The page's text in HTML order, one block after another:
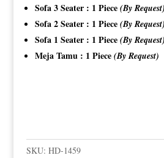
Sofa 3 Seater : 1 Piece (By Request)
Sofa 2 Seater : 1 Piece (By Request)
Sofa 1 Seater : 1 Piece (By Request)
Meja Tamu : 1 Piece (By Request)
SKU: HD-1459